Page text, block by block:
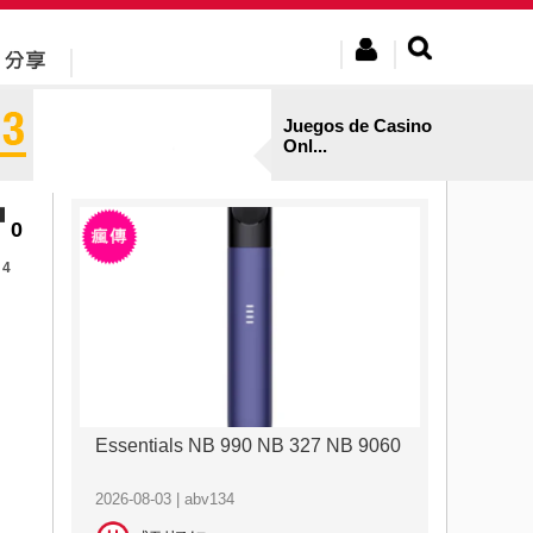
Juegos de Casino
Onl...
0
4
Essentials NB 990 NB 327 NB 9060
2026-08-03 | abv134